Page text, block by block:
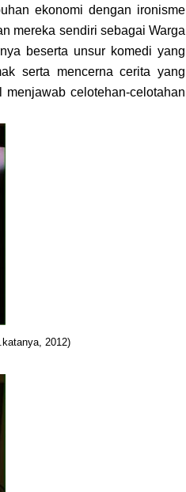
ekonomi dengan ironisme
mereka sendiri sebagai Warga
beserta unsur komedi yang
serta mencerna cerita yang
celotehan-celotahan
2012)